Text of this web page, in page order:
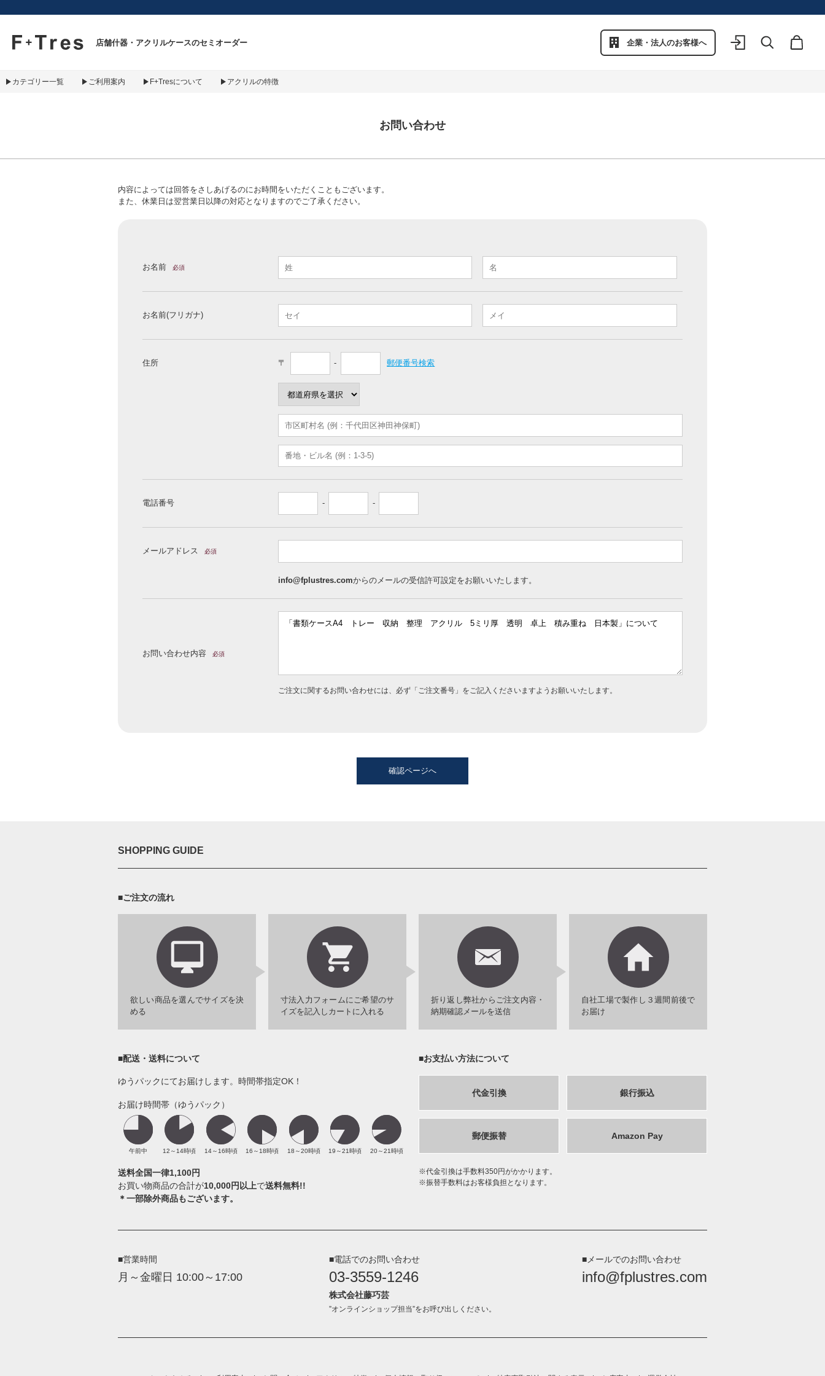
F+Tres｜エフ プラス トレス｜material figure experience
店舗什器・アクリルケースのセミオーダー 企業・法人のお客様へ
カテゴリー一覧 ご利用案内 F+Tresについて アクリルの特徴
お問い合わせ
内容によっては回答をさしあげるのにお時間をいただくこともございます。
また、休業日は翌営業日以降の対応となりますのでご了承ください。
お名前 必須
お名前(フリガナ)
住所 〒 - 郵便番号検索
電話番号 - -
メールアドレス 必須
info@fplustres.comからのメールの受信許可設定をお願いいたします。
お問い合わせ内容 必須
ご注文に関するお問い合わせには、必ず「ご注文番号」をご記入くださいますようお願いいたします。
確認ページへ
SHOPPING GUIDE
■ご注文の流れ
欲しい商品を選んでサイズを決
める
寸法入力フォームにご希望のサ
イズを記入しカートに入れる
折り返し弊社からご注文内容・
納期確認メールを送信
自社工場で製作し３週間前後で
お届け
■配送・送料について
ゆうパックにてお届けします。時間帯指定OK！
お届け時間帯（ゆうパック）
午前中 12～14時頃 14～16時頃 16～18時頃 18～20時頃 19～21時頃 20～21時頃
送料全国一律1,100円
お買い物商品の合計が10,000円以上で送料無料!!
＊一部除外商品もございます。
■お支払い方法について
代金引換 銀行振込
郵便振替 Amazon Pay
代金引換は手数料350円がかかります。
振替手数料はお客様負担となります。
■営業時間
月～金曜日 10:00～17:00
■電話でのお問い合わせ
03-3559-1246
株式会社藤巧芸
”オンラインショップ担当”をお呼び出しください。
■メールでのお問い合わせ
info@fplustres.com